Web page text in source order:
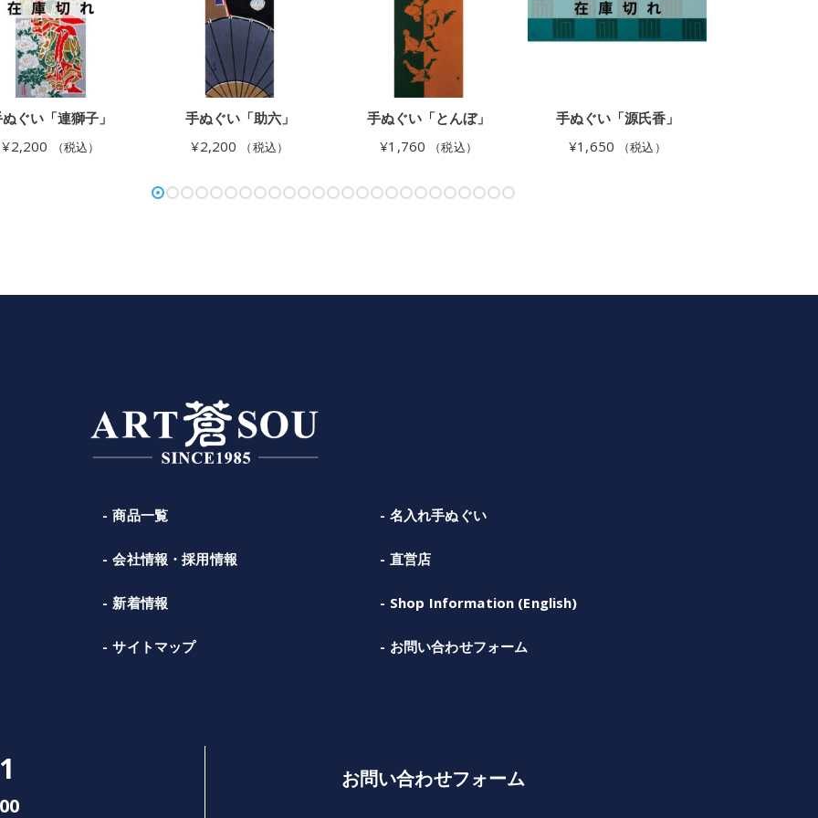
ぐい「連獅子」
¥2,200 （税込）
手ぬぐい「助六」
¥2,200 （税込）
手ぬぐい「とんぼ」
¥1,760 （税込）
手ぬぐい「源氏香」
¥1,650 （税込）
商品一覧 名入れ手ぬぐい
会社情報・採用情報 直営店
新着情報 Shop Information (English)
サイトマップ お問い合わせフォーム
お問い合わせフォーム